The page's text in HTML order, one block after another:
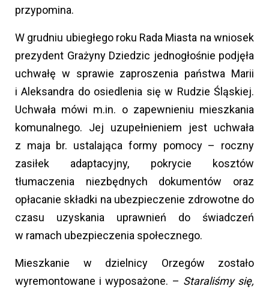
przypomina.
W grudniu ubiegłego roku Rada Miasta na wniosek
prezydent Grażyny Dziedzic jednogłośnie podjęła
uchwałę w sprawie zaproszenia państwa Marii
i Aleksandra do osiedlenia się w Rudzie Śląskiej.
Uchwała mówi m.in. o zapewnieniu mieszkania
komunalnego. Jej uzupełnieniem jest uchwała
z maja br. ustalająca formy pomocy – roczny
zasiłek adaptacyjny, pokrycie kosztów
tłumaczenia niezbędnych dokumentów oraz
opłacanie składki na ubezpieczenie zdrowotne do
czasu uzyskania uprawnień do świadczeń
w ramach ubezpieczenia społecznego.
Mieszkanie w dzielnicy Orzegów zostało
wyremontowane i wyposażone. – Staraliśmy się,